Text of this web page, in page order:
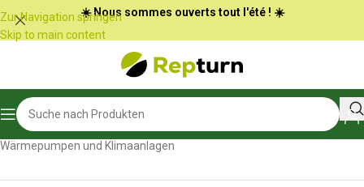
Cookie-Einstellungen
Zur Navigation springen
Skip to main content
☀️ Nous sommes ouverts tout l'été ! ☀️
Start/Heizung, Klimaanlagen und Belüftung
Wärmepumpen und Klimaanlagen